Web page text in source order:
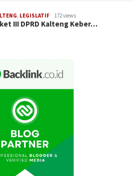
, LEGISLATIF 172 views
III DPRD Kalteng Keber…